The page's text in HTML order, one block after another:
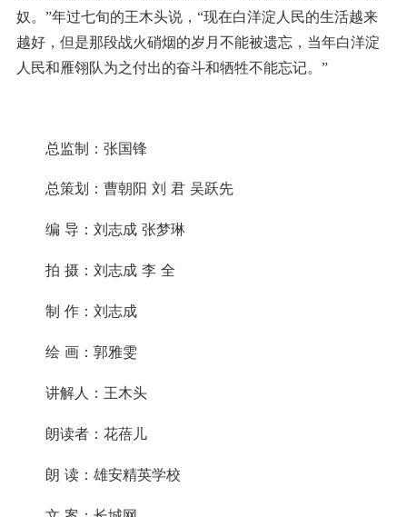
奴。”年过七旬的王木头说，“现在白洋淀人民的生活越来
越好，但是那段战火硝烟的岁月不能被遗忘，当年白洋淀
人民和雁翎队为之付出的奋斗和牺牲不能忘记。”
总监制：张国锋
总策划：曹朝阳 刘 君 吴跃先
编 导：刘志成 张梦琳
拍 摄：刘志成 李 全
制 作：刘志成
绘 画：郭雅雯
讲解人：王木头
朗读者：花蓓儿
朗 读：雄安精英学校